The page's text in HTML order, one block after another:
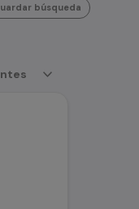
búsqueda